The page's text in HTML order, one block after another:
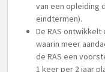
van een opleiding
eindtermen).
De RAS
waarin meer
de RAS een
1 keer per 2 jaar